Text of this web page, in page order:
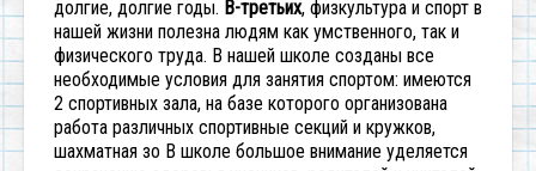
долгие, долгие годы. В-третьих, физкультура и спорт в
нашей жизни полезна людям как умственного, так и
физического труда. В нашей школе созданы все
необходимые условия для занятия спортом: имеются
2 спортивных зала, на базе которого организована
работа различных спортивные секций и кружков,
шахматная зо В школе большое внимание уделяется